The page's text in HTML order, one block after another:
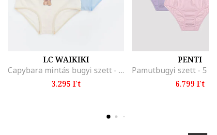
LC WAIKIKI
Capybara mintás bugyi szett - 5 db, Többszínű
3.295 Ft
PENTI
6.799 Ft